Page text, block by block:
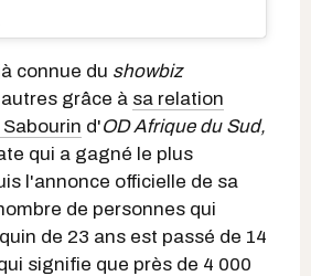
connue du showbiz
grâce à sa relation
d'OD Afrique du Sud,
qui a gagné le plus
l'annonce officielle de sa
de personnes qui
de 23 ans est passé de 14
signifie que près de 4 000